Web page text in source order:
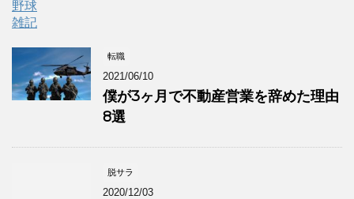
野球
雑記
転職
2021/06/10
僕が3ヶ月で不動産営業を辞めた理由
8選
脱サラ
2020/12/03